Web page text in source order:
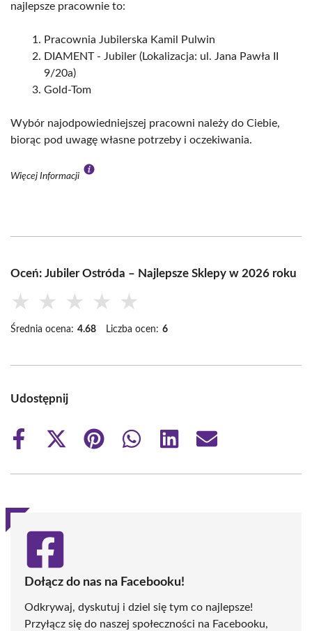
najlepsze pracownie to:
Pracownia Jubilerska Kamil Pulwin
DIAMENT - Jubiler (Lokalizacja: ul. Jana Pawła II
9/20a)
Gold-Tom
Wybór najodpowiedniejszej pracowni należy do Ciebie,
biorąc pod uwagę własne potrzeby i oczekiwania.
Więcej Informacji
Oceń: Jubiler Ostróda – Najlepsze Sklepy w 2026 roku
★ ★ ★ ★ ★
Średnia ocena: 4.68 Liczba ocen: 6
Udostępnij
Share
Share
(Twitter)
Share
Share
Share
Share
Dołącz do nas na Facebooku!
Odkrywaj, dyskutuj i dziel się tym co najlepsze!
Przyłącz się do naszej społeczności na Facebooku,